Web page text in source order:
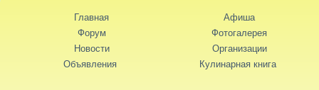
Главная
Форум
Новости
Объявления
Афиша
Фотогалерея
Организации
Кулинарная книга